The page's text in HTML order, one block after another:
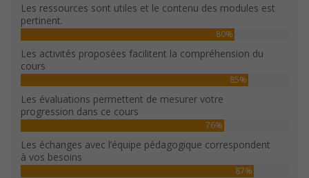
Les ressources sont utiles et le contenu des modules est
pertinent.
80%
Les activités proposées facilitent la compréhension du
cours
85%
Les évaluations permettent de mesurer votre
progression dans ce cours
76%
Les échanges avec l’équipe pédagogique correspondent
à vos besoins
87%